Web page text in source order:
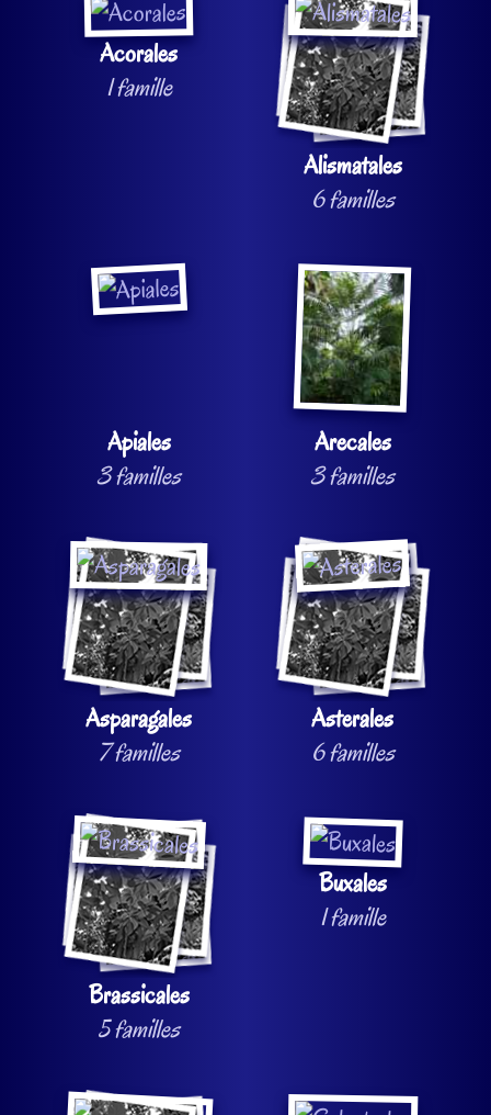
Acorales
1 famille
Alismatales
6 familles
Apiales
3 familles
Arecales
3 familles
Asparagales
7 familles
Asterales
6 familles
Brassicales
5 familles
Buxales
1 famille